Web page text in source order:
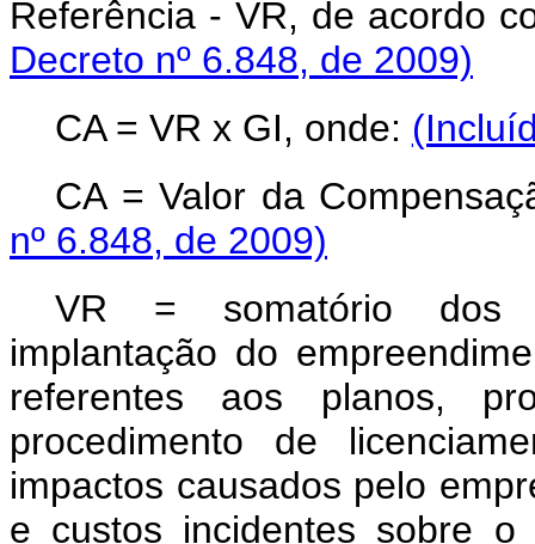
Referência - VR, de acordo
Decreto nº 6.848, de 2009)
CA = VR x GI, onde:
CA = Valor da
nº 6.848, de 2009)
VR = somatório dos
implantação do
referentes aos planos,
procedimento de
impactos causados pelo
e custos incidentes sobre o